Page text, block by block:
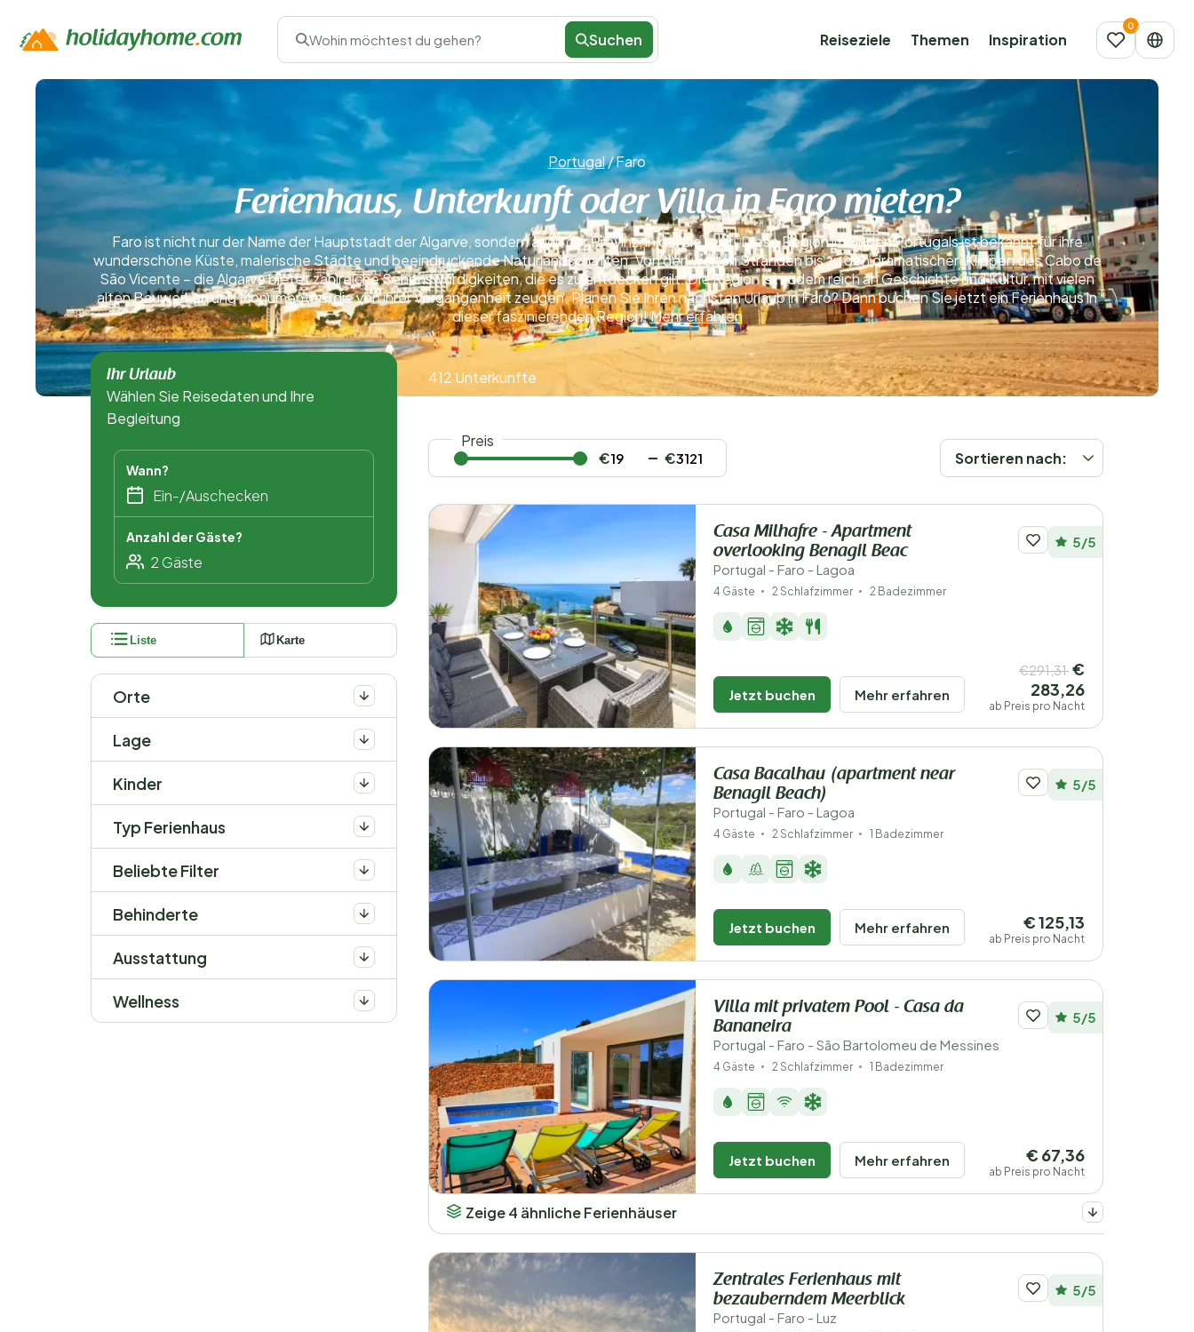
Wohin möchtest du gehen? Suchen Reiseziele Themen Inspiration
Portugal/Faro
Ferienhaus, Unterkunft oder Villa in Faro mieten?
Faro ist nicht nur der Name der Hauptstadt der Algarve, sondern auch der Provinz, in der sie liegt. Diese Region im Süden Portugals ist bekannt für ihre
wunderschöne Küste, malerische Städte und beeindruckende Naturlandschaften. Von den weiten Stränden bis zu den dramatischen Klippen des Cabo de
São Vicente – die Algarve bietet zahlreiche Sehenswürdigkeiten, die es zu entdecken gilt. Die Region ist zudem reich an Geschichte und Kultur, mit vielen
alten Bauwerken und Monumenten, die von ihrer Vergangenheit zeugen. Planen Sie Ihren nächsten Urlaub in Faro? Dann buchen Sie jetzt ein Ferienhaus in
dieser faszinierenden Region!Mehr erfahren
Ihr Urlaub
Wählen Sie Reisedaten und Ihre
Begleitung
Wann?
Anzahl der Gäste?
Liste Karte
Orte
Lage
Kinder
Typ Ferienhaus
Beliebte Filter
Behinderte
Ausstattung
Wellness
412 Unterkünfte
Preis
€
€ Sortieren nach:
Casa Milhafre - Apartment
overlooking Benagil Beac
Portugal - Faro - Lagoa
5/5
4 Gäste 2 Schlafzimmer 2 Badezimmer
Jetzt buchen Mehr erfahren
€291,31 €
283,26
ab Preis pro Nacht
Casa Bacalhau (apartment near
Benagil Beach)
Portugal - Faro - Lagoa
5/5
4 Gäste 2 Schlafzimmer 1 Badezimmer
Jetzt buchen Mehr erfahren € 125,13
ab Preis pro Nacht
Villa mit privatem Pool - Casa da
Bananeira
Portugal - Faro - São Bartolomeu de Messines
5/5
4 Gäste 2 Schlafzimmer 1 Badezimmer
Jetzt buchen Mehr erfahren € 67,36
ab Preis pro Nacht
Zeige 4 ähnliche Ferienhäuser
Zentrales Ferienhaus mit
bezauberndem Meerblick
Portugal - Faro - Luz
5/5